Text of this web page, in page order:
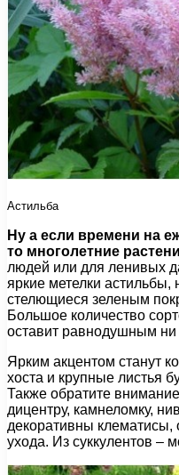
Астильба
Ну а если времени на
то многолетние
людей или для ленивых
яркие метелки астильбы,
стелющиеся зеленым
Большое количество
оставит равнодушным ни
Ярким акцентом станут
хоста и крупные листья
Также обратите
дицентру, камнеломку,
декоративны клематисы,
ухода. Из суккулентов –